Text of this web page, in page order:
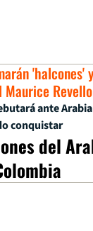
'halcones'
Revello
ante
conquistar
del